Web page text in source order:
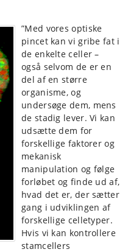
”Med vores optiske
pincet kan vi gribe fat i
de enkelte celler –
også selvom de er en
del af en større
organisme, og
undersøge dem, mens
de stadig lever. Vi kan
udsætte dem for
forskellige faktorer og
mekanisk
manipulation og følge
forløbet og finde ud af,
hvad det er, der sætter
gang i udviklingen af
forskellige celletyper.
Hvis vi kan kontrollere
stamcellers